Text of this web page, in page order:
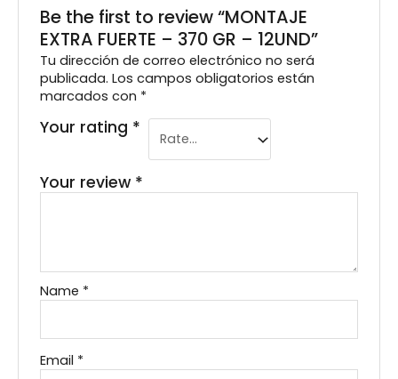
Be the first to review “MONTAJE
EXTRA FUERTE – 370 GR – 12UND”
Tu dirección de correo electrónico no será
publicada. Los campos obligatorios están
marcados con *
Your rating *
Your review *
Name *
Email *